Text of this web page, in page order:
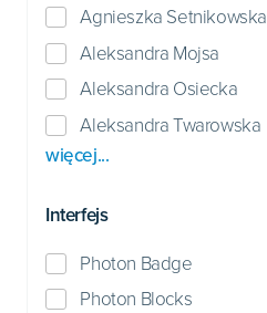
Agnieszka Setnikowska
Aleksandra Mojsa
Aleksandra Osiecka
Aleksandra Twarowska
więcej...
Interfejs
Photon Badge
Photon Blocks